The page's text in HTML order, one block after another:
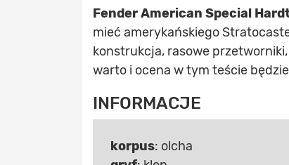
Fender American Special
mieć amerykańskiego
konstrukcja, rasowe
warto i ocena w tym teście
INFORMACJE
korpus: olcha